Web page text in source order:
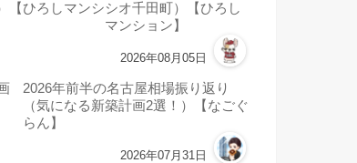
シオ千田町）【ひろし
マンション】
2026年08月05日
2026年前半の名古屋相場振り返り
（気になる新築計画2選！）【なごぐ
らん】
2026年07月31日